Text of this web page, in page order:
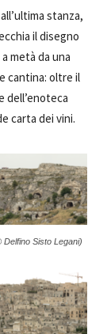
stanza,
il disegno
metà da una
cantina: oltre il
dell’enoteca
carta dei vini.
Delfino Sisto Legani)